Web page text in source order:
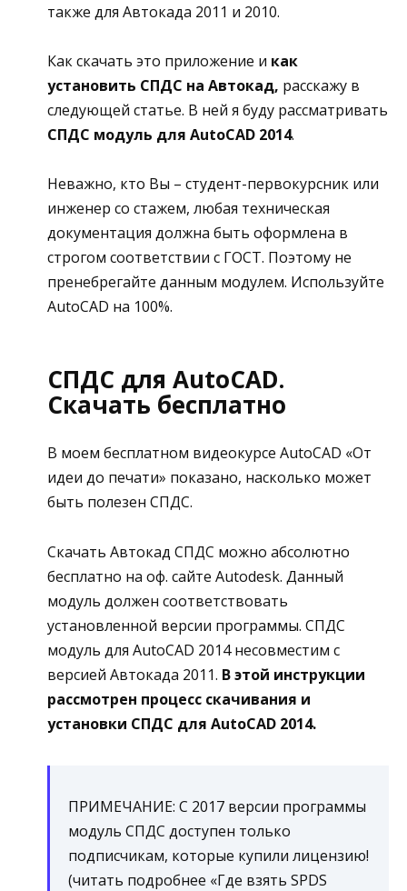
также для Автокада 2011 и 2010.
Как скачать это приложение и как
установить СПДС на Автокад, расскажу в
следующей статье. В ней я буду рассматривать
СПДС модуль для AutoCAD 2014.
Неважно, кто Вы – студент-первокурсник или
инженер со стажем, любая техническая
документация должна быть оформлена в
строгом соответствии с ГОСТ. Поэтому не
пренебрегайте данным модулем. Используйте
AutoCAD на 100%.
СПДС для AutoCAD.
Скачать бесплатно
В моем бесплатном видеокурсе AutoCAD «От
идеи до печати» показано, насколько может
быть полезен СПДС.
Скачать Автокад СПДС можно абсолютно
бесплатно на оф. сайте Autodesk. Данный
модуль должен соответствовать
установленной версии программы. СПДС
модуль для AutoCAD 2014 несовместим с
версией Автокада 2011. В этой инструкции
рассмотрен процесс скачивания и
установки СПДС для AutoCAD 2014.
ПРИМЕЧАНИЕ: С 2017 версии программы
модуль СПДС доступен только
подписчикам, которые купили лицензию!
(читать подробнее «Где взять SPDS